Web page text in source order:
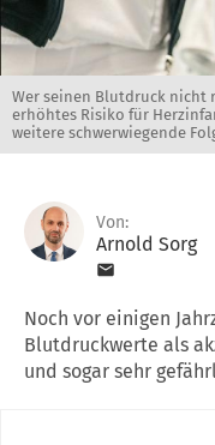
Wer seinen Blutdruck
erhöhtes Risiko für
weitere schwerwiegende
Von:
Arnold Sorg
Noch vor einigen
Blutdruckwerte als
und sogar sehr